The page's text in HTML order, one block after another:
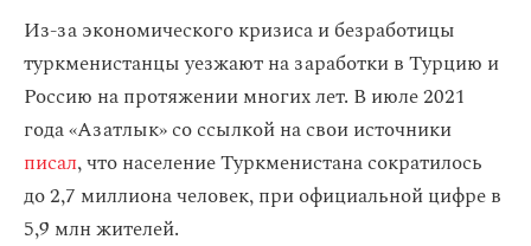
Из-за экономического кризиса и безработицы
туркменистанцы уезжают на заработки в Турцию и
Россию на протяжении многих лет. В июле 2021
года «Азатлык» со ссылкой на свои источники
писал, что население Туркменистана сократилось
до 2,7 миллиона человек, при официальной цифре в
5,9 млн жителей.